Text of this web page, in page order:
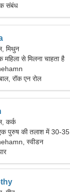
संबंध
मिथुन
महिला से मिलना चाहता है
रॉक एन रोल
कर्क
पुरुष की तलाश में 30-35
स्वीडन